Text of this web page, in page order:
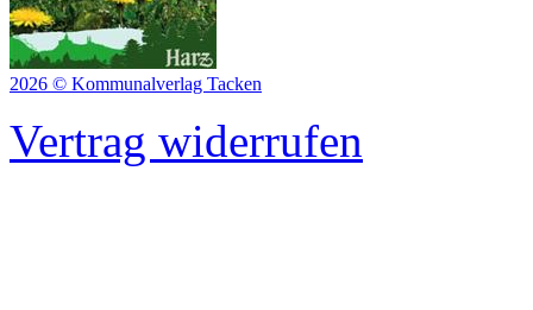
2026 © Kommunalverlag Tacken
Vertrag widerrufen